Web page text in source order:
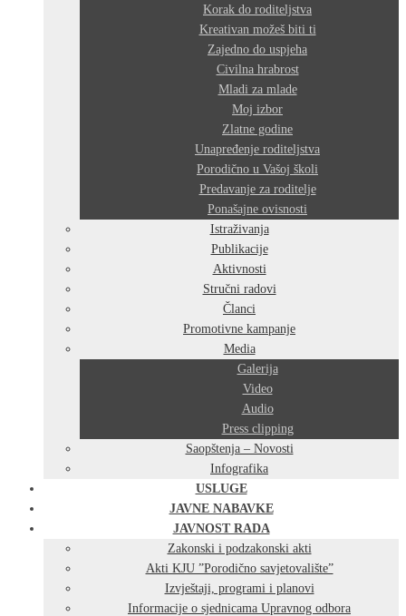
Korak do roditeljstva
Kreativan možeš biti ti
Zajedno do uspjeha
Civilna hrabrost
Mladi za mlade
Moj izbor
Zlatne godine
Unapređenje roditeljstva
Porodično u Vašoj školi
Predavanje za roditelje
Ponašajne ovisnosti
Istraživanja
Publikacije
Aktivnosti
Stručni radovi
Članci
Promotivne kampanje
Media
Galerija
Video
Audio
Press clipping
Saopštenja – Novosti
Infografika
USLUGE
JAVNE NABAVKE
JAVNOST RADA
Zakonski i podzakonski akti
Akti KJU ”Porodično savjetovalište”
Izvještaji, programi i planovi
Informacije o sjednicama Upravnog odbora